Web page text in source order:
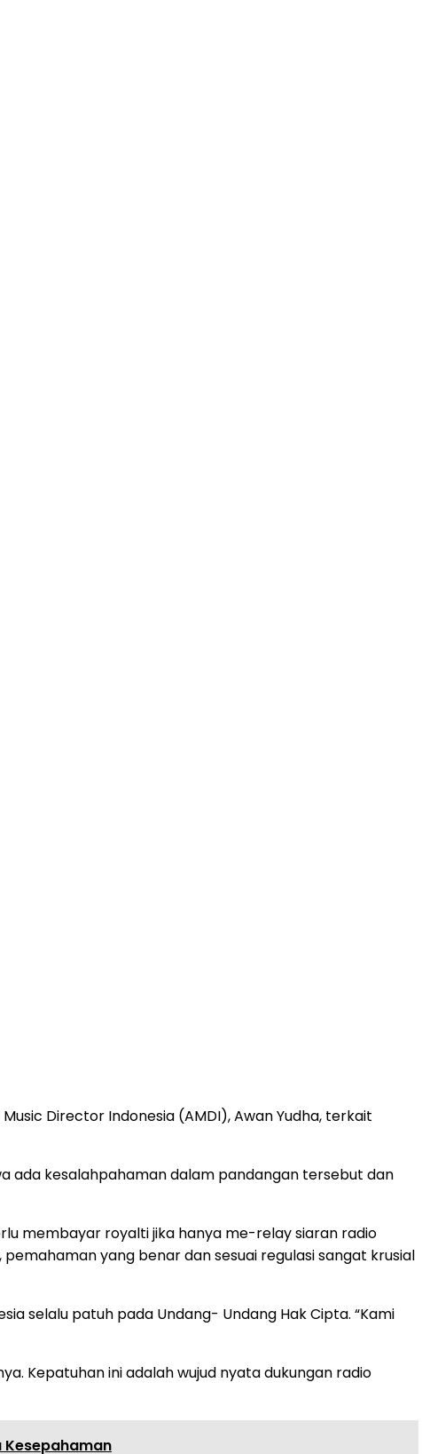
Director Indonesia (AMDI), Awan Yudha, terkait
ada kesalahpahaman dalam pandangan tersebut dan
membayar royalti jika hanya me-relay siaran radio
yang benar dan sesuai regulasi sangat krusial
selalu patuh pada Undang- Undang Hak Cipta. “Kami
Kepatuhan ini adalah wujud nyata dukungan radio
Kesepahaman